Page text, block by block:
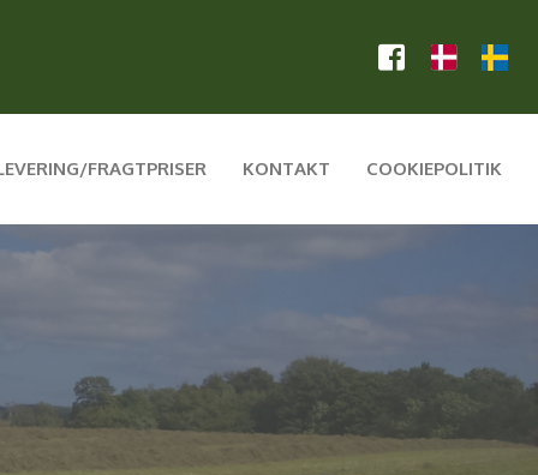
FRAGTPRISER KONTAKT COOKIEPOLITIK